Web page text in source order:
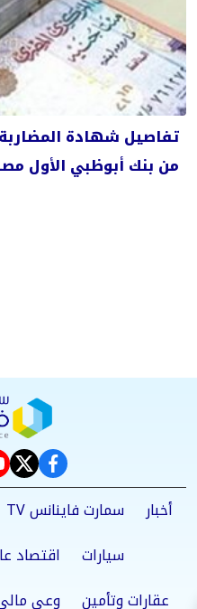
تفاصيل شهادة
من بنك أبوظبي الأول مصر
أخبار
سمارت فاينانس TV
سيارات
اقتصاد
عقارات وتأمين
وعي